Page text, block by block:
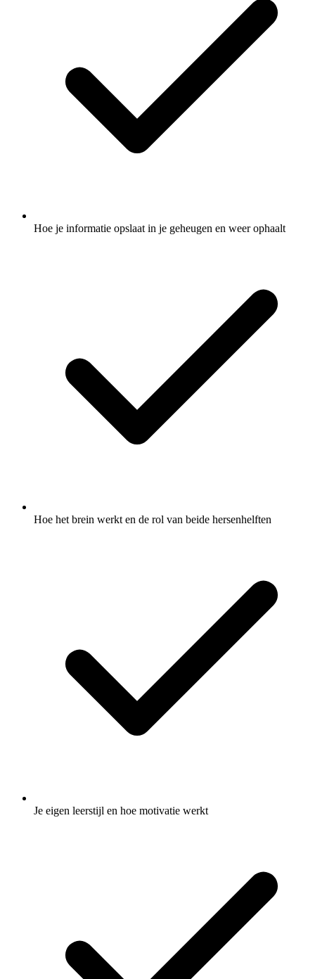
Hoe je informatie opslaat in je geheugen en weer ophaalt
Hoe het brein werkt en de rol van beide hersenhelften
Je eigen leerstijl en hoe motivatie werkt